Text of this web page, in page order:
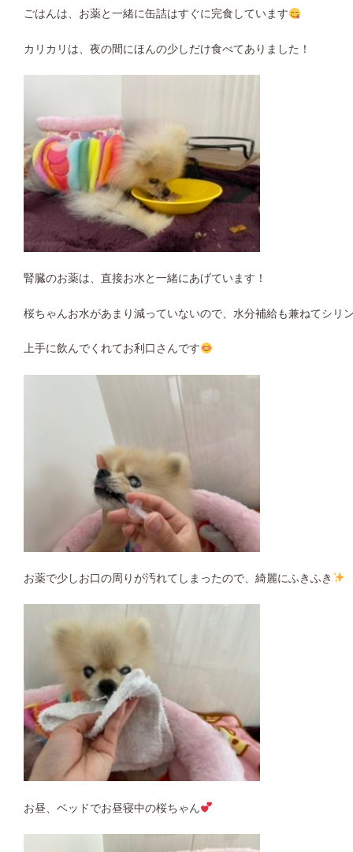
ごはんは、お薬と一緒に缶詰はすぐに完食しています
カリカリは、夜の間にほんの少しだけ食べてありました！
腎臓のお薬は、直接お水と一緒にあげています！
桜ちゃんお水があまり減っていないので、水分補給も兼ねてシリ
上手に飲んでくれてお利口さんです
お薬で少しお口の周りが汚れてしまったので、綺麗にふきふき
お昼、ベッドでお昼寝中の桜ちゃん